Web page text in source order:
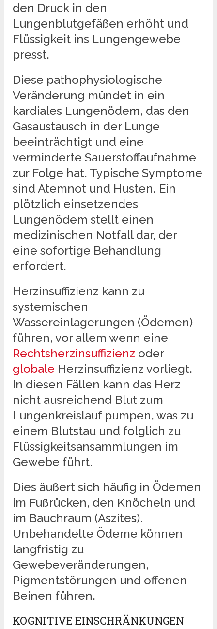
den Druck in den
Lungenblutgefäßen erhöht und
Flüssigkeit ins Lungengewebe
presst.
Diese pathophysiologische
Veränderung mündet in ein
kardiales Lungenödem, das den
Gasaustausch in der Lunge
beeinträchtigt und eine
verminderte Sauerstoffaufnahme
zur Folge hat. Typische Symptome
sind Atemnot und Husten. Ein
plötzlich einsetzendes
Lungenödem stellt einen
medizinischen Notfall dar, der
eine sofortige Behandlung
erfordert.
Herzinsuffizienz kann zu
systemischen
Wassereinlagerungen (Ödemen)
führen, vor allem wenn eine
Rechtsherzinsuffizienz oder
globale Herzinsuffizienz vorliegt.
In diesen Fällen kann das Herz
nicht ausreichend Blut zum
Lungenkreislauf pumpen, was zu
einem Blutstau und folglich zu
Flüssigkeitsansammlungen im
Gewebe führt.
Dies äußert sich häufig in Ödemen
im Fußrücken, den Knöcheln und
im Bauchraum (Aszites).
Unbehandelte Ödeme können
langfristig zu
Gewebeveränderungen,
Pigmentstörungen und offenen
Beinen führen.
KOGNITIVE EINSCHRÄNKUNGEN